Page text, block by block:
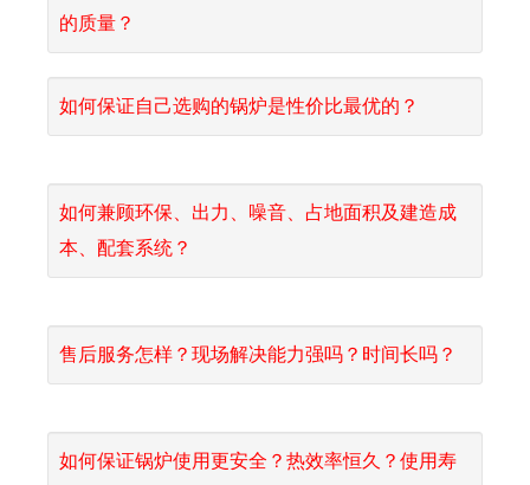
的质量？
如何保证自己选购的锅炉是性价比最优的？
如何兼顾环保、出力、噪音、占地面积及建造成
本、配套系统？
售后服务怎样？现场解决能力强吗？时间长吗？
如何保证锅炉使用更安全？热效率恒久？使用寿